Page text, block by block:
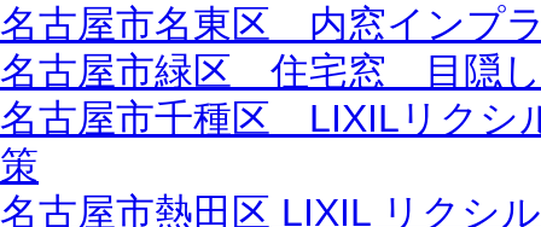
名古屋市名東区 内窓インプ
名古屋市緑区 住宅窓 目隠し
名古屋市千種区 LIXILリク
策
名古屋市熱田区 LIXIL リクシ